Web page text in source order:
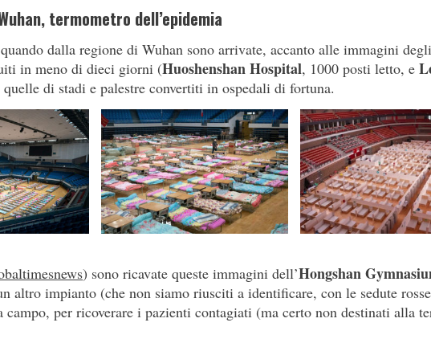
termometro dell’epidemia
dalla regione di Wuhan sono arrivate, accanto alle immagini
in meno di dieci giorni (Huoshenshan Hospital, 1000 posti letto, e
di stadi e palestre convertiti in ospedali di fortuna.
) sono ricavate queste immagini dell’Hongshan
altro impianto (che non siamo riusciti a identificare, con le sedute
campo, per ricoverare i pazienti contagiati (ma certo non destinati alla